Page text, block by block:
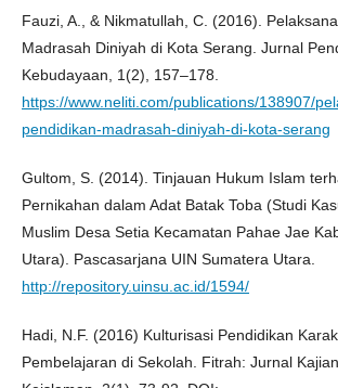
Fauzi, A., & Nikmatullah, C. (2016).
Madrasah Diniyah di Kota Serang. Jurnal
Kebudayaan, 1(2), 157–178.
https://www.neliti.com/publications/138907/
pendidikan-madrasah-diniyah-di-kota-serang
Gultom, S. (2014). Tinjauan Hukum Islam
Pernikahan dalam Adat Batak Toba (Studi
Muslim Desa Setia Kecamatan Pahae Jae
Utara). Pascasarjana UIN Sumatera Utara.
http://repository.uinsu.ac.id/1594/
Hadi, N.F. (2016) Kulturisasi Pendidikan
Pembelajaran di Sekolah. Fitrah: Jurnal